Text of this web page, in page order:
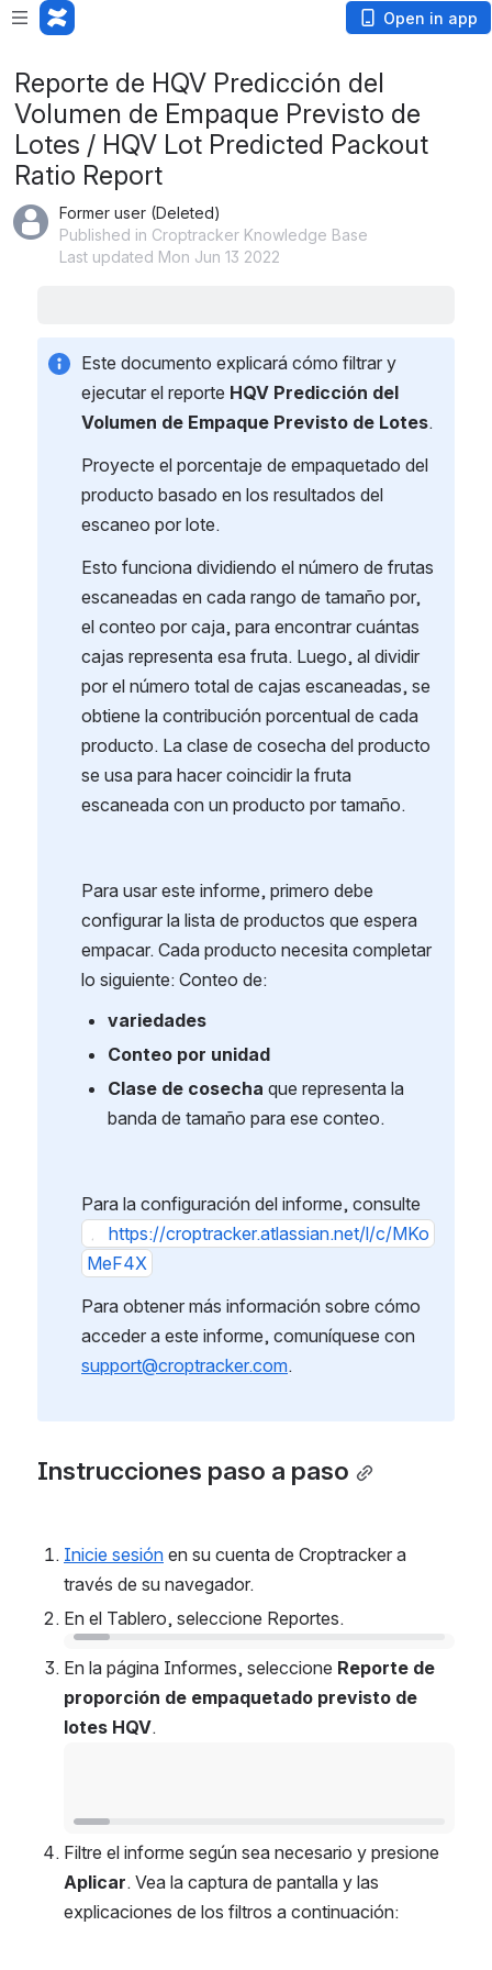
Open in app
Reporte de HQV Predicción del
Volumen de Empaque Previsto de
Lotes / HQV Lot Predicted Packout
Ratio Report
Former user (Deleted)
Published in Croptracker Knowledge Base
Last updated Mon Jun 13 2022
Este documento explicará cómo filtrar y
ejecutar el reporte
HQV Predicción del
Volumen de Empaque Previsto de Lotes
Proyecte el porcentaje de empaquetado del
producto basado en los resultados del
escaneo por lote.
Esto funciona dividiendo el número de frutas
escaneadas en cada rango de tamaño por,
el conteo por caja, para encontrar cuántas
cajas representa esa fruta. Luego, al dividir
por el número total de cajas escaneadas, se
obtiene la contribución porcentual de cada
producto. La clase de cosecha del producto
se usa para hacer coincidir la fruta
Para usar este informe, primero debe
configurar la lista de productos que espera
empacar. Cada producto necesita completar
lo siguiente: Conteo de:
variedades
Conteo por unidad
Clase de cosecha
Para la configuración del informe, consulte
https://croptracker.atlassian.net/l/c/MKoMeF
4X
Para obtener más información sobre cómo
en su cuenta de Croptracker a
través de su navegador.
En el Tablero, seleccione Reportes.
Open
En la página Informes, seleccione Reporte de
proporción de empaquetado previsto de
Aplicar. Vea la captura de pantalla y las